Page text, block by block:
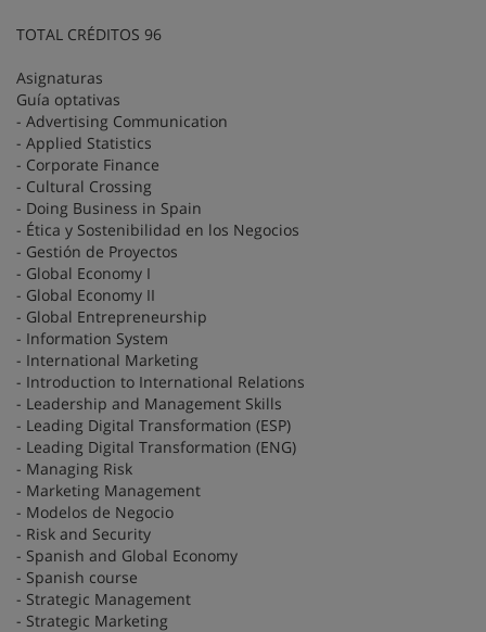
TOTAL CRÉDITOS 96
Asignaturas
Guía optativas
- Advertising Communication
- Applied Statistics
- Corporate Finance
- Cultural Crossing
- Doing Business in Spain
- Ética y Sostenibilidad en los Negocios
- Gestión de Proyectos
- Global Economy I
- Global Economy II
- Global Entrepreneurship
- Information System
- International Marketing
- Introduction to International Relations
- Leadership and Management Skills
- Leading Digital Transformation (ESP)
- Leading Digital Transformation (ENG)
- Managing Risk
- Marketing Management
- Modelos de Negocio
- Risk and Security
- Spanish and Global Economy
- Spanish course
- Strategic Management
- Strategic Marketing